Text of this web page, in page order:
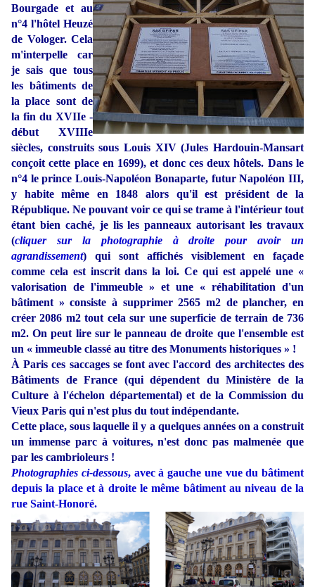
Bourgade et au
n°4 l'hôtel Heuzé
de Vologer. Cela
m'interpelle car
je sais que tous
les bâtiments de
la place sont de
la fin du XVIIe -
début XVIIIe
siècles, construits sous Louis XIV (Jules Hardouin-Mansart
conçoit cette place en 1699), et donc ces deux hôtels. Dans le
n°4 le prince Louis-Napoléon Bonaparte, futur Napoléon III,
y habite même en 1848 alors qu'il est président de la
République. Ne pouvant voir ce qui se trame à l'intérieur tout
étant bien caché, je lis les panneaux autorisant les travaux
(cliquer sur la photographie à droite pour avoir un
agrandissement) qui sont affichés visiblement en façade
comme cela est inscrit dans la loi. Ce qui est appelé une «
valorisation de l'immeuble » et une « réhabilitation d'un
bâtiment » consiste à supprimer 2565 m2 de plancher, en
créer 2086 m2 tout cela sur une superficie de terrain de 736
m2. On peut lire sur le panneau de droite que l'ensemble est
un « immeuble classé au titre des Monuments historiques » !
À Paris ces saccages se font avec l'accord des architectes des
Bâtiments de France (qui dépendent du Ministère de la
Culture à l'échelon départemental) et de la Commission du
Vieux Paris qui n'est plus du tout indépendante.
Cette place, sous laquelle il y a quelques années on a construit
un immense parc à voitures, n'est donc pas malmenée que
par les cambrioleurs !
Photographies ci-dessous, avec à gauche une vue du bâtiment
depuis la place et à droite le même bâtiment au niveau de la
rue Saint-Honoré.